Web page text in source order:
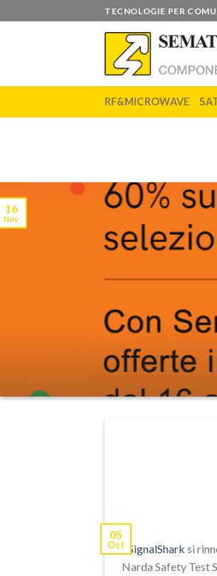
to
TECNOLOGIE PER
RF&MICROWAVE
16
Nov
05
Oct#SignalShark si
Narda Safety Test